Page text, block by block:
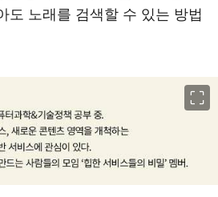
도 노래를 검색할 수 있는 방법